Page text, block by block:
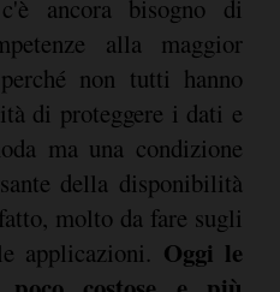
ancora bisogno di
alla maggior
non tutti hanno
di proteggere i dati e
ma una condizione
della disponibilità
molto da fare sugli
applicazioni. Oggi le